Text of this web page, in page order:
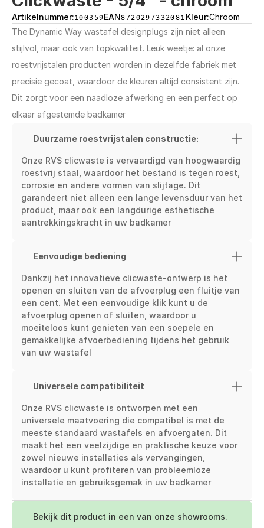
Artikelnummer:100359EAN8720297332081 Kleur:Chroom
The Dynamic Way wastafel designplugs zijn niet alleen
stijlvol, maar ook van topkwaliteit. Leuk weetje: al onze
roestvrijstalen producten worden in dezelfde fabriek met⁠
precisie gecoat, waardoor de kleuren altijd consistent zijn.
⁠Dit zorgt voor een naadloze afwerking en een perfect op
elkaar afgestemde badkamer
Duurzame roestvrijstalen constructie:
Onze RVS clicwaste is vervaardigd van hoogwaardig
roestvrij staal, waardoor het bestand is tegen roest,
corrosie en andere vormen van slijtage. Dit
garandeert niet alleen een lange levensduur van het
product, maar ook een langdurige esthetische
aantrekkingskracht in uw badkamer
Eenvoudige bediening
Dankzij het innovatieve clicwaste-ontwerp is het
openen en sluiten van de afvoerplug een fluitje van
een cent. Met een eenvoudige klik kunt u de
afvoerplug openen of sluiten, waardoor u
moeiteloos kunt genieten van een soepele en
gemakkelijke afvoerbediening tijdens het gebruik
van uw wastafel
Universele compatibiliteit
Onze RVS clicwaste is ontworpen met een
universele maatvoering die compatibel is met de
meeste standaard wastafels en afvoergaten. Dit
maakt het een veelzijdige en praktische keuze voor
zowel nieuwe installaties als vervangingen,
waardoor u kunt profiteren van probleemloze
installatie en gebruiksgemak in uw badkamer
Bekijk dit product in een van onze showrooms.